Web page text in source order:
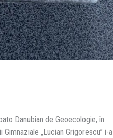
Danubian de Geoecologie, în
„Lucian Grigorescu” i-a